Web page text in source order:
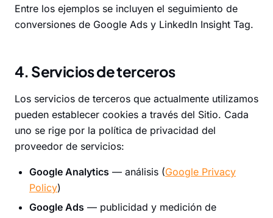
Entre los ejemplos se incluyen el seguimiento de
conversiones de Google Ads y LinkedIn Insight Tag.
4. Servicios de terceros
Los servicios de terceros que actualmente utilizamos
pueden establecer cookies a través del Sitio. Cada
uno se rige por la política de privacidad del
proveedor de servicios:
Google Analytics — análisis (Google Privacy
Policy)
Google Ads — publicidad y medición de